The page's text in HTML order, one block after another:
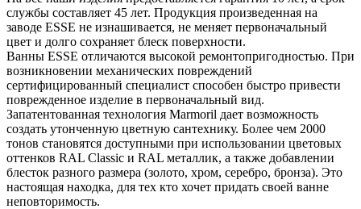
службы составляет 45 лет. Продукция произведенная на
заводе ESSE не изнашивается, не меняет первоначальный
цвет и долго сохраняет блеск поверхности.
Ванны ESSE отличаются высокой ремонтопригодностью. При
возникновении механических повреждений
сертифицированный специалист способен быстро привести
поврежденное изделие в первоначальный вид.
Запатентованная технология Marmoril дает возможность
создать утонченную цветную сантехнику. Более чем 2000
тонов становятся доступными при использовании цветовых
оттенков RAL Classic и RAL металлик, а также добавлении
блесток разного размера (золото, хром, серебро, бронза). Это
настоящая находка, для тех кто хочет придать своей ванне
неповторимость.